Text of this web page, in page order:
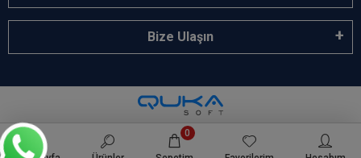
Bize Ulaşın
0